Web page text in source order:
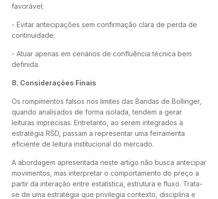
favorável;
- Evitar antecipações sem confirmação clara de perda de
continuidade;
- Atuar apenas em cenários de confluência técnica bem
definida.
8. Considerações Finais
Os rompimentos falsos nos limites das Bandas de Bollinger,
quando analisados de forma isolada, tendem a gerar
leituras imprecisas. Entretanto, ao serem integrados à
estratégia RSD, passam a representar uma ferramenta
eficiente de leitura institucional do mercado.
A abordagem apresentada neste artigo não busca antecipar
movimentos, mas interpretar o comportamento do preço a
partir da interação entre estatística, estrutura e fluxo. Trata-
se de uma estratégia que privilegia contexto, disciplina e